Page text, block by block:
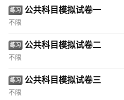
练习 公共科目模拟试卷一
不限
练习 公共科目模拟试卷二
不限
练习 公共科目模拟试卷三
不限